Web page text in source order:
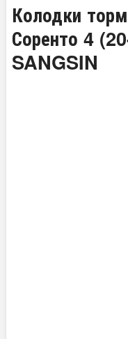
Колодки
Соренто 4
SANGSIN